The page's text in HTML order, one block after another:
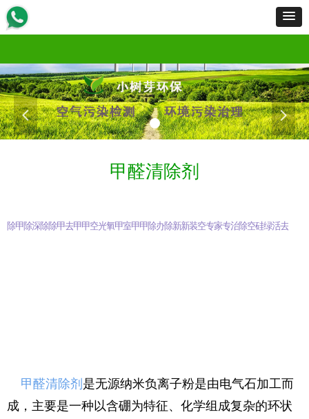
首页 服务范围服务流程工程案例产品展示新闻资讯资质荣誉招商加盟关于我们
联
甲醛清除剂
넳 넲
甲醛清除剂 是无源纳米负离子粉是由电气石加工而
成，主要是一种以含硼为特征、化学组成复杂的环状
除甲醛知识甲醛是什么除甲醛深圳除甲醛除甲醛公司除甲醛最有效方法甲醛检测仪去除甲醛甲醛治理甲醛去除方法空气检测光触媒除甲醛氧触媒除甲醛甲醛检测室内甲醛检测甲醛怎么除甲醛克星除甲醛产品办公室除甲醛除甲醛专业公司新车除甲醛新房除甲醛装修除甲醛空气污染治理专业检测甲醛家具除甲醛专业除甲醛治理甲醛公司除装修异味空气净化硅藻泥除甲醛绿植除甲醛活性炭除甲醛